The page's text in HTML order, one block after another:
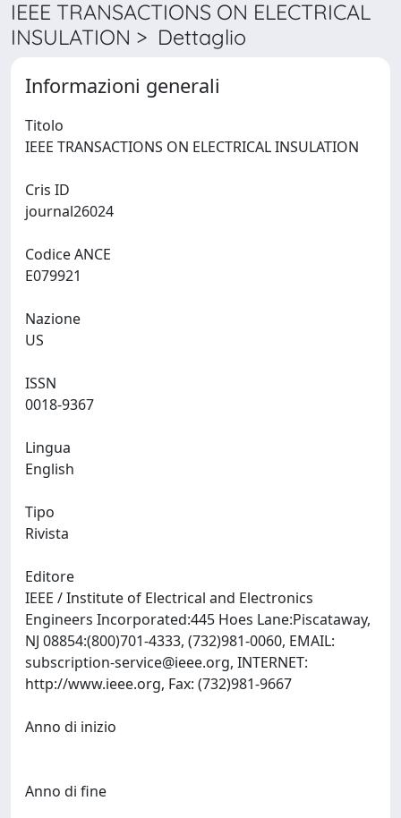
IEEE TRANSACTIONS ON ELECTRICAL
INSULATION > Dettaglio
Informazioni generali
Titolo
Cris ID
Codice ANCE
Nazione
ISSN
Lingua
Tipo
Rivista
Editore
IEEE / Institute of Electrical and Electronics
Engineers Incorporated:445 Hoes Lane:Piscataway,
NJ 08854:(800)701-4333, (732)981-0060, EMAIL:
subscription-service@ieee.org, INTERNET:
Anno di inizio
Anno di fine